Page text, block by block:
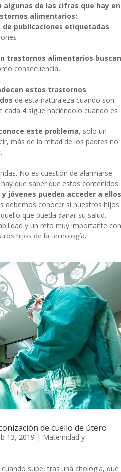
de las cifras que hay en
alimentarios:
de publicaciones etiquetadas
trastornos alimentarios buscan
consecuencia,
estos trastornos
de esta naturaleza cuando son
cada 4 sigue haciéndolo cuando es
este problema, solo un
más de la mitad de los padres no
No es cuestión de alarmarse
que saber que estos contenidos
jóvenes pueden acceder a ellos
debemos conocer si nuestros hijos
que pueda dañar su salud.
y un reto muy importante con
hijos de la tecnología.
de cuello de útero
13, 2019 | Maternidad y
supe, tras una citología, que